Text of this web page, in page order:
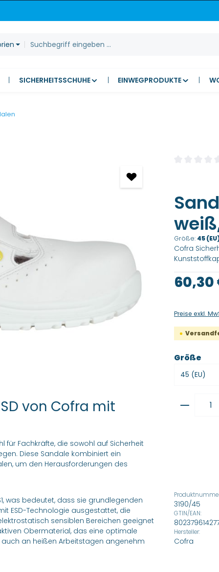
SICHERHEITSSCHUHE EINWEGPRODUKTE
Größe: 45
Cofra
Regulärer
60,30
Preise exkl.
Größe
3190/45
GTIN/EAN:
Hersteller:
Cofra
von Cofra mit
für Fachkräfte, die sowohl auf Sicherheit
Diese Sandale kombiniert ein
um den Herausforderungen des
was bedeutet, dass sie grundlegenden
ESD-Technologie ausgestattet, die
sensiblen Bereichen geeignet
Obermaterial, das eine optimale
auch an heißen Arbeitstagen angenehm